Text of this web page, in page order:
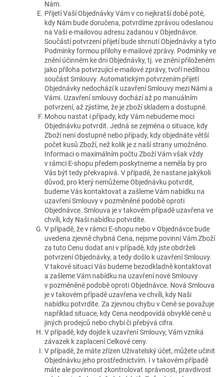
Nám.
Přijetí Vaší Objednávky Vám v co nejkratší době poté,
kdy Nám bude doručena, potvrdíme zprávou odeslanou
na Vaši e-mailovou adresu zadanou v Objednávce.
Součástí potvrzení přijetí bude shrnutí Objednávky a tyto
Podmínky formou přílohy e-mailové zprávy. Podmínky ve
znění účinném ke dni Objednávky, tj. ve znění přiloženém
jako příloha potvrzující e-mailové zprávy, tvoří nedílnou
součást Smlouvy. Automatickým potvrzením přijetí
Objednávky nedochází k uzavření Smlouvy mezi Námi a
Vámi. Uzavření smlouvy dochází až po manuálním
potvrzení, až zjistíme, že je zboží skladem a dostupné.
Mohou nastat i případy, kdy Vám nebudeme moci
Objednávku potvrdit. Jedná se zejména o situace, kdy
Zboží není dostupné nebo případy, kdy objednáte větší
počet kusů Zboží, než kolik je z naší strany umožněno.
Informaci o maximálním počtu Zboží Vám však vždy
v rámci E-shopu předem poskytneme a neměla by pro
Vás být tedy překvapivá. V případě, že nastane jakýkoli
důvod, pro který nemůžeme Objednávku potvrdit,
budeme Vás kontaktovat a zašleme Vám nabídku na
uzavření Smlouvy v pozměněné podobě oproti
Objednávce. Smlouva je v takovém případě uzavřena ve
chvíli, kdy Naši nabídku potvrdíte.
V případě, že v rámci E-shopu nebo v Objednávce bude
uvedena zjevně chybná Cena, nejsme povinni Vám Zboží
za tuto Cenu dodat ani v případě, kdy jste obdrželi
potvrzení Objednávky, a tedy došlo k uzavření Smlouvy.
V takové situaci Vás budeme bezodkladně kontaktovat
a zašleme Vám nabídku na uzavření nové Smlouvy
v pozměněné podobě oproti Objednávce. Nová Smlouva
je v takovém případě uzavřena ve chvíli, kdy Naši
nabídku potvrdíte. Za zjevnou chybu v Ceně se považuje
například situace, kdy Cena neodpovídá obvyklé ceně u
jiných prodejců nebo chybí či přebývá cifra.
V případě, kdy dojde k uzavření Smlouvy, Vám vzniká
závazek k zaplacení Celkové ceny.
V případě, že máte zřízen Uživatelský účet, můžete učinit
Objednávku jeho prostřednictvím. I v takovém případě
máte ale povinnost zkontrolovat správnost, pravdivost